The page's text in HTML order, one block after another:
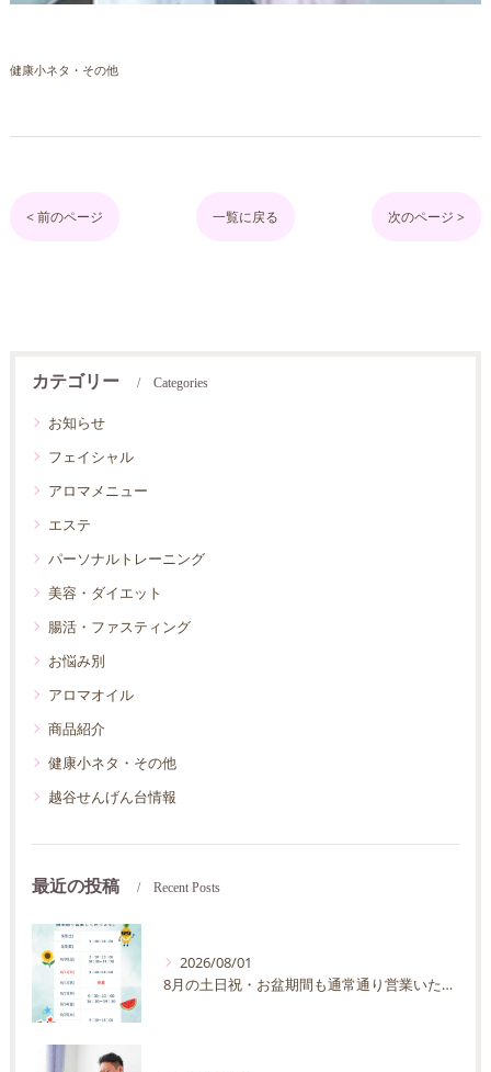
健康小ネタ・その他
< 前のページ 一覧に戻る 次のページ >
カテゴリー Categories
お知らせ
フェイシャル
アロマメニュー
エステ
パーソナルトレーニング
美容・ダイエット
腸活・ファスティング
お悩み別
アロマオイル
商品紹介
健康小ネタ・その他
越谷せんげん台情報
最近の投稿 Recent Posts
2026/08/01
8月の土日祝・お盆期間も通常通り営業いたします